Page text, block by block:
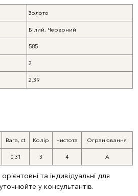
Золото
Білий, Червоний
585
2
2,39
Вага, ct Колір Чистота Огранювання
0,31 3 4 А
та індивідуальні для
у консультантів.